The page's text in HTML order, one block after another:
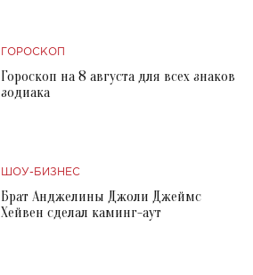
ГОРОСКОП
Гороскоп на 8 августа для всех знаков
зодиака
ШОУ-БИЗНЕС
Брат Анджелины Джоли Джеймс
Хейвен сделал каминг-аут